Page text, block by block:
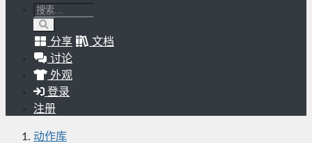
分享
文档
讨论
外观
登录
注册
动作库